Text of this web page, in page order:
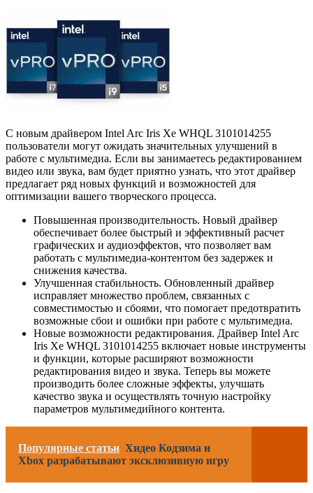
С новым драйвером Intel Arc Iris Xe WHQL 3101014255
пользователи могут ожидать значительных улучшений в
работе с мультимедиа. Если вы занимаетесь редактированием
видео или звука, вам будет приятно узнать, что этот драйвер
предлагает ряд новых функций и возможностей для
оптимизации вашего творческого процесса.
Повышенная производительность. Новый драйвер
обеспечивает более быстрый и эффективный расчет
графических и аудиоэффектов, что позволяет вам
работать с мультимедиа-контентом без задержек и
снижения качества.
Улучшенная стабильность. Обновленный драйвер
исправляет множество проблем, связанных с
совместимостью и сбоями, что помогает предотвратить
возможные сбои и ошибки при работе с мультимедиа.
Новые возможности редактирования. Драйвер Intel Arc
Iris Xe WHQL 3101014255 включает новые инструменты
и функции, которые расширяют возможности
редактирования видео и звука. Теперь вы можете
производить более сложные эффекты, улучшать
качество звука и осуществлять точную настройку
параметров мультимедийного контента.
Популярные статьи Хидео Кодзима и
Xbox разрабатывают эксклюзивную игру